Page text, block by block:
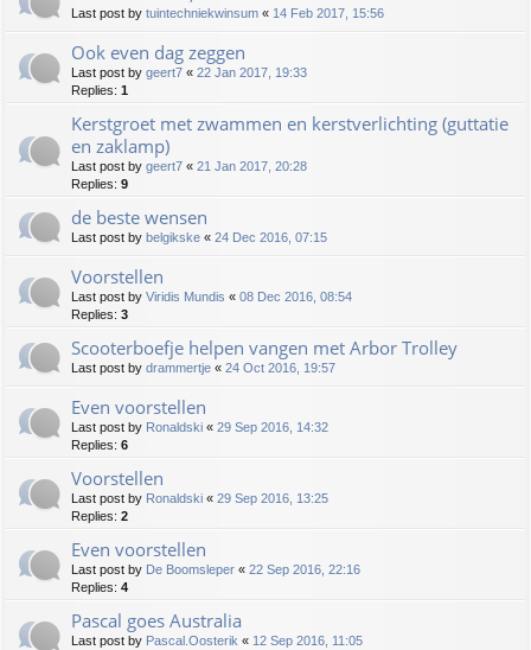
Last post by tuintechniekwinsum « 14 Feb 2017, 15:56
Ook even dag zeggen
Last post by geert7 « 22 Jan 2017, 19:33
Replies: 1
Kerstgroet met zwammen en kerstverlichting (guttatie
en zaklamp)
Last post by geert7 « 21 Jan 2017, 20:28
Replies: 9
de beste wensen
Last post by belgikske « 24 Dec 2016, 07:15
Voorstellen
Last post by Viridis Mundis « 08 Dec 2016, 08:54
Replies: 3
Scooterboefje helpen vangen met Arbor Trolley
Last post by drammertje « 24 Oct 2016, 19:57
Even voorstellen
Last post by Ronaldski « 29 Sep 2016, 14:32
Replies: 6
Voorstellen
Last post by Ronaldski « 29 Sep 2016, 13:25
Replies: 2
Even voorstellen
Last post by De Boomsleper « 22 Sep 2016, 22:16
Replies: 4
Pascal goes Australia
Last post by Pascal.Oosterik « 12 Sep 2016, 11:05